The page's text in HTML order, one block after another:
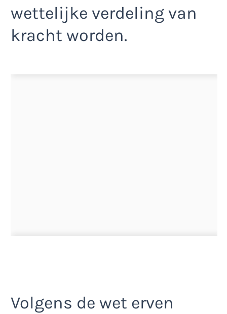
wettelijke verdeling van
kracht worden.
Volgens de wet erven